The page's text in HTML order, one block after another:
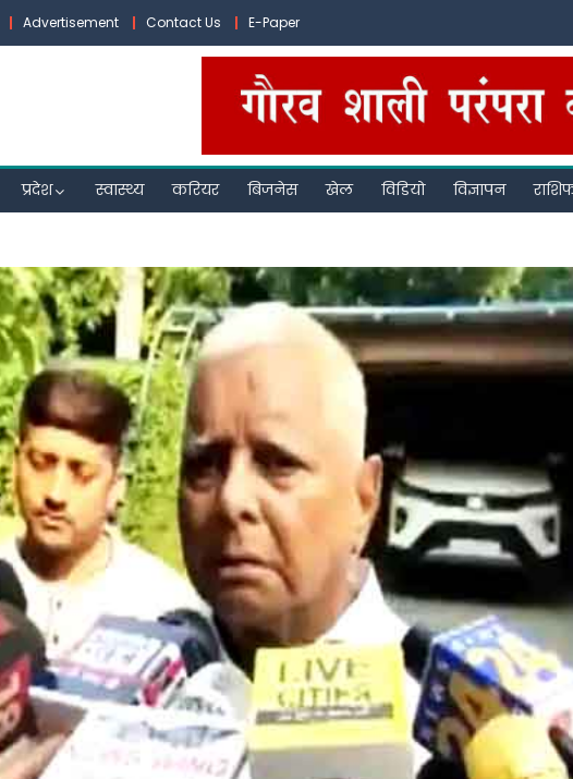
Advertisement Contact Us E-Paper
प्रदेश स्वास्थ्य करियर बिजनेस खेल विडियो विज्ञापन